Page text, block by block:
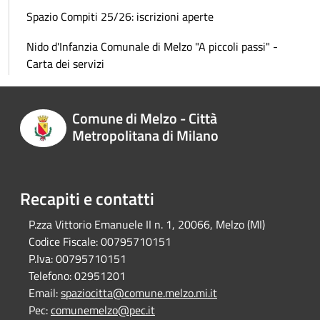
Spazio Compiti 25/26: iscrizioni aperte
Nido d'Infanzia Comunale di Melzo "A piccoli passi" -
Carta dei servizi
Comune di Melzo - Città
Metropolitana di Milano
Recapiti e contatti
P.zza Vittorio Emanuele II n. 1, 20066, Melzo (MI)
Codice Fiscale:00795710151
P.Iva:00795710151
Telefono:02951201
Email:spaziocitta@comune.melzo.mi.it
Pec:comunemelzo@pec.it